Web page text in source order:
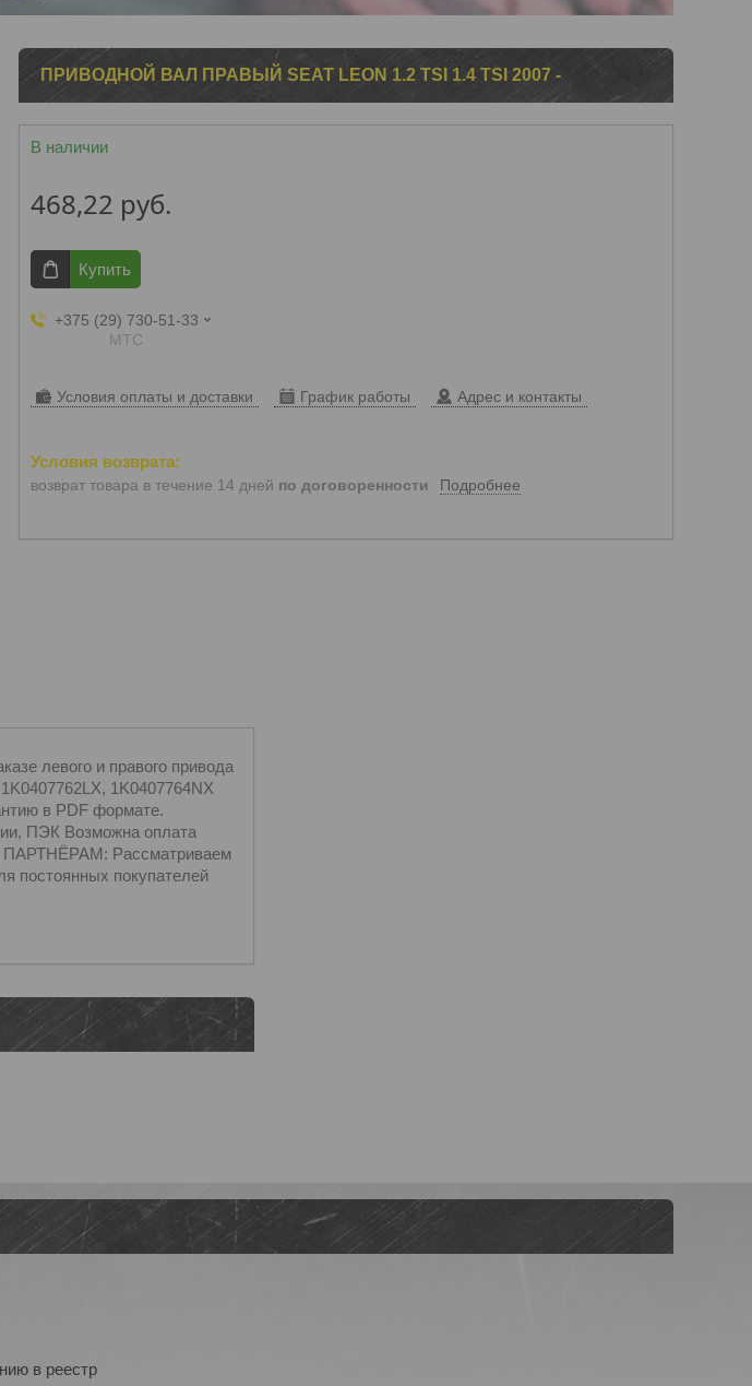
ПРИВОДНОЙ ВАЛ ПРАВЫЙ SEAT LEON 1.2 TSI 1.4 TSI 2007 -
В наличии
468,22 руб.
Купить
+375 (29) 730-51-33
МТС
Условия оплаты и доставки График работы Адрес и контакты
возврат товара в течение 14 дней по договоренности Подробнее
левого и правого привода
1K0407764NX
в PDF формате.
ПЭК Возможна оплата
ПАРТНЁРАМ: Рассматриваем
постоянных покупателей
в реестр